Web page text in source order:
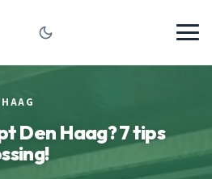
Den Haag? 7 tips